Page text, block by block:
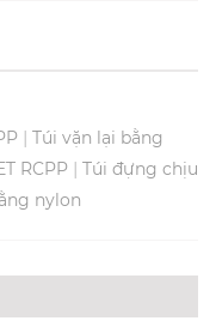
| Túi vặn lại bằng
RCPP | Túi đựng chịu
nylon